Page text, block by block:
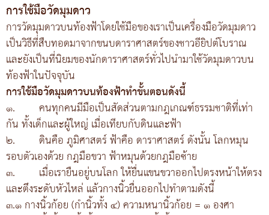
การใช้มือวัดมุมดาว
การวัดมุมดาวบนท้องฟ้าโดยใช้มือของเราเป็นเครื่องมือวัดมุมดาว
เป็นวิธีที่สืบทอดมาจากขนบดาราศาสตร์ของชาวอียิปต์โบราณ
และยังเป็นที่นิยมของนักดาราศาสตร์ทั่วไปนำมาใช้วัดมุมดาวบน
ท้องฟ้าในปัจจุบัน
การใช้มือวัดมุมดาวบนท้องฟ้าทำขั้นตอนดังนี้
๑. คนทุกคนมีมือเป็นสัดส่วนตามกฎเกณฑ์ธรรมชาติที่เท่า
กัน ทั้งเด็กและผู้ใหญ่ เมื่อเทียบกับดินและฟ้า
๒. ดินคือ ภูมิศาสตร์ ฟ้าคือ ดาราศาสตร์ ดังนั้น โลกหมุน
รอบตัวเองด้วย กฎมือขวา ฟ้าหมุนด้วยกฎมือซ้าย
๓. เมื่อเรายืนอยู่บนโลก ให้ยื่นแขนขวาออกไปตรงหน้าให้ตรง
และตึงระดับหัวไหล่ แล้วกางนิ้วยื่นออกไปทำตามดังนี้
๓.๑ กางนิ้วก้อย (กำนิ้วทั้ง ๔) ความหนานิ้วก้อย = ๑ องศา